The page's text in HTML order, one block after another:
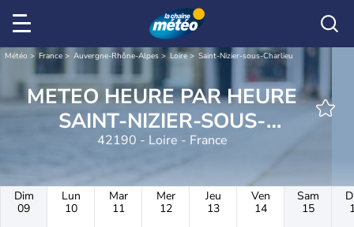
Météo France Auvergne-Rhône-Alpes Loire Saint-Nizier-sous-Charlieu
METEO HEURE PAR HEURE
SAINT-NIZIER-SOUS-
CHARLIEU
42190 - Loire - France
Dim
09
Lun
10
Mar
11
Mer
12
Jeu
13
Ven
14
Sam
15